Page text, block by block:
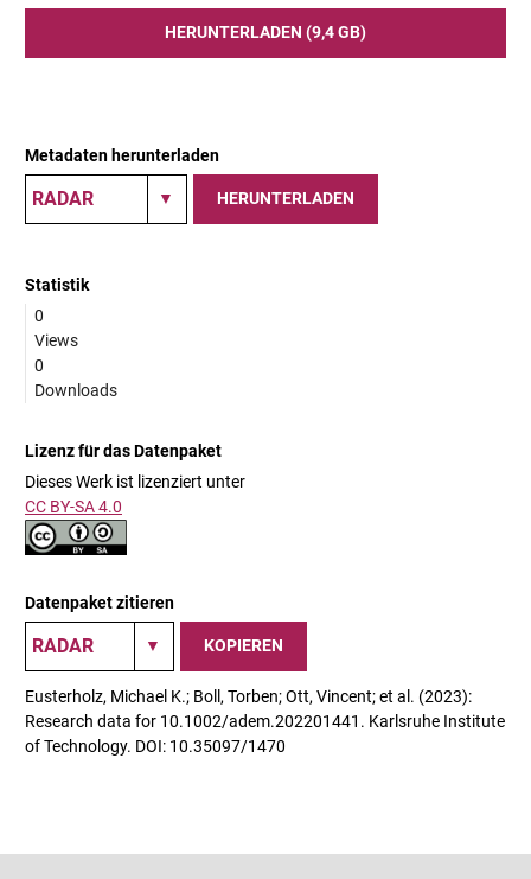
HERUNTERLADEN (9,4 GB)
Metadaten herunterladen
HERUNTERLADEN
Statistik
0
Views
0
Downloads
Lizenz für das Datenpaket
Dieses Werk ist lizenziert unter
CC BY-SA 4.0
Datenpaket zitieren
KOPIEREN
Eusterholz, Michael K.; Boll, Torben; Ott, Vincent; et al. (2023):
Research data for 10.1002/adem.202201441. Karlsruhe Institute
of Technology. DOI: 10.35097/1470